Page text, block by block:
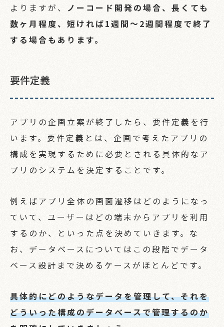
よりますが、 ノーコード開発の場合、長くても
数ヶ月程度、短ければ1週間〜2週間程度で終了
する場合もあります。
要件定義
アプリの企画立案が終了したら、要件定義を行
います。要件定義とは、企画で考えたアプリの
構成を実現するために必要とされる具体的なア
プリのシステムを決定することです。
例えばアプリ全体の画面遷移はどのようになっ
ていて、ユーザーはどの端末からアプリを利用
するのか、といった点を決めていきます。な
お、データベースについてはこの段階でデータ
ベース設計まで決めるケースがほとんどです。
具体的にどのようなデータを管理して、それを
どういった構成のデータベースで管理するのか